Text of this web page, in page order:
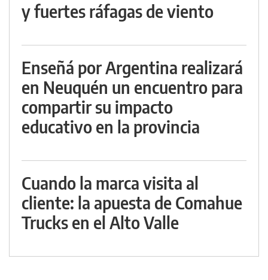
y fuertes ráfagas de viento
Enseñá por Argentina realizará
en Neuquén un encuentro para
compartir su impacto
educativo en la provincia
Cuando la marca visita al
cliente: la apuesta de Comahue
Trucks en el Alto Valle